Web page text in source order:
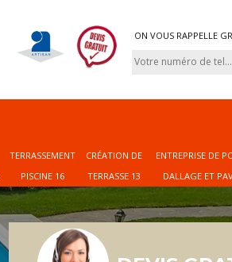
ON VOUS RAPPELLE
TERRASSEMENT
PISCINE 16
CRÉATION DE
TERRASSE 13
ENTREPRISE DE
DALLAGE ET